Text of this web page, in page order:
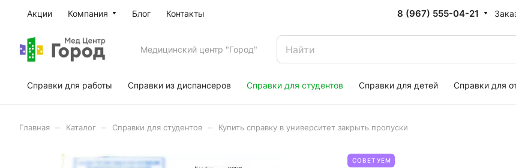
Акции Компания Блог Контакты 8 (967) 555-04-21
Медицинский центр "Город"
Справки для работы Справки из диспансеров Справки для студентов Справки для детей Справки для
Главная Каталог Справки для студентов Купить справку в университет закрыть пропуски
СОВЕТУЕМ